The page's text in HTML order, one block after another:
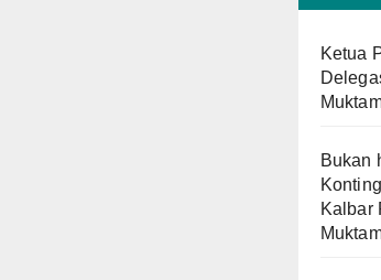
Ketua
Bukan
Kalbar